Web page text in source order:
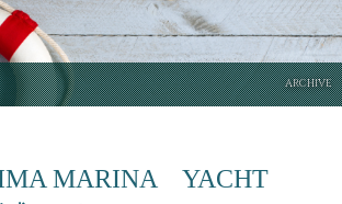
報 マリーナのご案内
新艇中古艇情報
ARCHIVE
MARINA YACHT